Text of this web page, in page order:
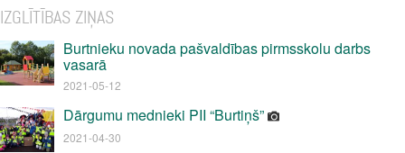
IZGLĪTĪBAS ZIŅAS
Burtnieku novada pašvaldības pirmsskolu darbs
vasarā
2021-05-12
Dārgumu mednieki PII “Burtiņš”
2021-04-30